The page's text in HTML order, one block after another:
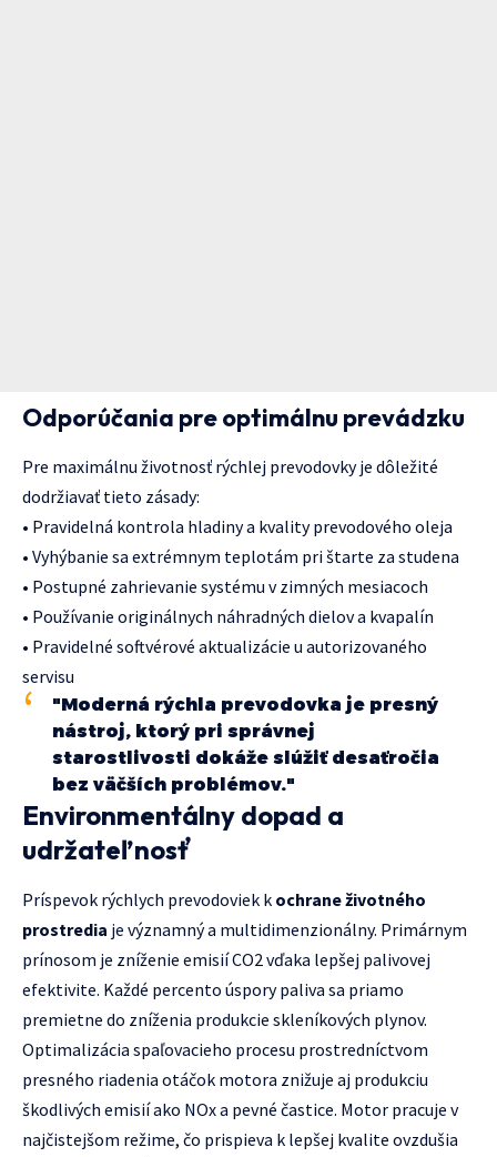
Odporúčania pre optimálnu prevádzku
Pre maximálnu životnosť rýchlej prevodovky je dôležité
dodržiavať tieto zásady:
• Pravidelná kontrola hladiny a kvality prevodového oleja
• Vyhýbanie sa extrémnym teplotám pri štarte za studena
• Postupné zahrievanie systému v zimných mesiacoch
• Používanie originálnych náhradných dielov a kvapalín
• Pravidelné softvérové aktualizácie u autorizovaného
servisu
"Moderná rýchla prevodovka je presný
nástroj, ktorý pri správnej
starostlivosti dokáže slúžiť desaťročia
bez väčších problémov."
Environmentálny dopad a
udržateľnosť
Príspevok rýchlych prevodoviek k ochrane životného
prostredia je významný a multidimenzionálny. Primárnym
prínosom je zníženie emisií CO2 vďaka lepšej palivovej
efektivite. Každé percento úspory paliva sa priamo
premietne do zníženia produkcie skleníkových plynov.
Optimalizácia spaľovacieho procesu prostredníctvom
presného riadenia otáčok motora znižuje aj produkciu
škodlivých emisií ako NOx a pevné častice. Motor pracuje v
najčistejšom režime, čo prispieva k lepšej kvalite ovzdušia